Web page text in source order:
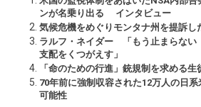
ンが名乗り出る インタビュー
気候危機をめぐりモンタナ州を提訴し
ラルフ・ネイダー 「もう止まらな
支配をくつがえす」
「命のための行進」銃規制を求める
70年前に強制収容された12万人の日
可能性